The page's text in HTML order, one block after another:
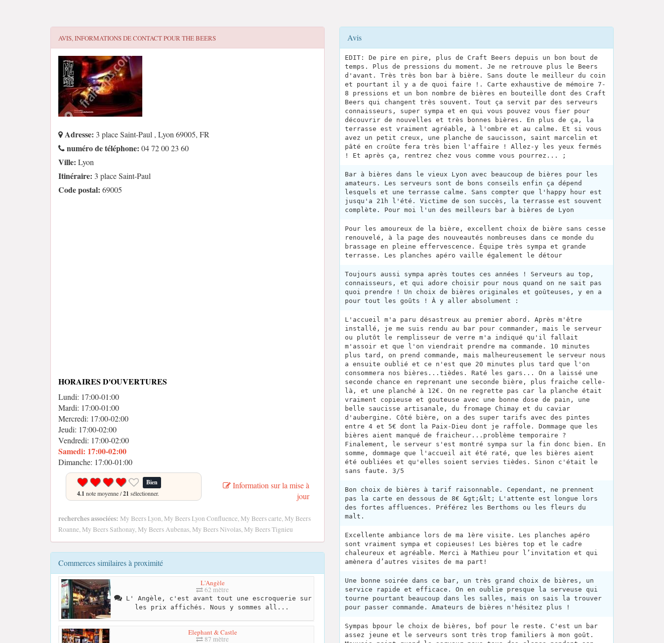
AVIS, INFORMATIONS DE CONTACT POURTHE BEERS
Adresse: 3 place Saint-Paul , Lyon 69005, FR
numéro de téléphone: 04 72 00 23 60
Ville: Lyon
Itinéraire: 3 place Saint-Paul
Code postal: 69005
HORAIRES D'OUVERTURES
Lundi: 17:00-01:00
Mardi: 17:00-01:00
Mercredi: 17:00-02:00
Jeudi: 17:00-02:00
Vendredi: 17:00-02:00
Samedi: 17:00-02:00
Dimanche: 17:00-01:00
Bien
4.1 note moyenne /21 sélectionner.
Information sur la mise à
jour
recherches associées: My Beers Lyon, My Beers Lyon Confluence, My Beers carte, My Beers
Roanne, My Beers Sathonay, My Beers Aubenas, My Beers Nivolas, My Beers Tignieu
Commerces similaires à proximité
L'Angèle
62 mètre
L' Angèle, c'est avant tout une escroquerie sur
les prix affichés. Nous y sommes all...
Elephant & Castle
87 mètre
Avis
EDIT: De pire en pire, plus de Craft Beers depuis un bon bout de
temps. Plus de pressions du moment. Je ne retrouve plus le Beers
d'avant. Très très bon bar à bière. Sans doute le meilleur du coin
et pourtant il y a de quoi faire !. Carte exhaustive de mémoire 7-
8 pressions et un bon nombre de bières en bouteille dont des Craft
Beers qui changent très souvent. Tout ça servit par des serveurs
connaisseurs, super sympa et en qui vous pouvez vous fier pour
découvrir de nouvelles et très bonnes bières. En plus de ça, la
terrasse est vraiment agréable, à l'ombre et au calme. Et si vous
avez un petit creux, une planche de saucisson, saint marcelin et
pâté en croûte fera très bien l'affaire ! Allez-y les yeux fermés
! Et après ça, rentrez chez vous comme vous pourrez... ;
Bar à bières dans le vieux Lyon avec beaucoup de bières pour les
amateurs. Les serveurs sont de bons conseils enfin ça dépend
lesquels et une terrasse calme. Sans compter que l'happy hour est
jusqu'a 21h l'été. Victime de son succès, la terrasse est souvent
complète. Pour moi l'un des meilleurs bar à bières de Lyon
Pour les amoureux de la bière, excellent choix de bière sans cesse
renouvelé, à la page des nouveautés nombreuses dans ce monde du
brassage en pleine effervescence. Équipe très sympa et grande
terrasse. Les planches apéro vaille également le détour
Toujours aussi sympa après toutes ces années ! Serveurs au top,
connaisseurs, et qui adore choisir pour nous quand on ne sait pas
quoi prendre ! Un choix de bières originales et goûteuses, y en a
pour tout les goûts ! À y aller absolument :
L'accueil m'a paru désastreux au premier abord. Après m'être
installé, je me suis rendu au bar pour commander, mais le serveur
ou plutôt le remplisseur de verre m'a indiqué qu'il fallait
m'assoir et que l'on viendrait prendre ma commande. 10 minutes
plus tard, on prend commande, mais malheureusement le serveur nous
a ensuite oublié et ce n'est que 20 minutes plus tard que l'on
consommera nos bières...tièdes. Raté les gars... On a laissé une
seconde chance en reprenant une seconde bière, plus fraiche celle-
là, et une planché à 12€. On ne regrette pas car la planche était
vraiment copieuse et gouteuse avec une bonne dose de pain, une
belle saucisse artisanale, du fromage Chimay et du caviar
d'aubergine. Côté bière, on a des super tarifs avec des pintes
entre 4 et 5€ dont la Paix-Dieu dont je raffole. Dommage que les
bières aient manqué de fraicheur...problème temporaire ?
Finalement, le serveur s'est montré sympa sur la fin donc bien. En
somme, dommage que l'accueil ait été raté, que les bières aient
été oubliées et qu'elles soient servies tièdes. Sinon c'était le
sans faute. 3/5
Bon choix de bières à tarif raisonnable. Cependant, ne prennent
pas la carte en dessous de 8€ &gt;&lt; L'attente est longue lors
des fortes affluences. Préférez les Berthoms ou les fleurs du
malt.
Excellente ambiance lors de ma 1ère visite. Les planches apéro
sont vraiment sympa et copieuses! Les bières top et le cadre
chaleureux et agréable. Merci à Mathieu pour l’invitation et qui
amènera d’autres visites de ma part!
Une bonne soirée dans ce bar, un très grand choix de bières, un
service rapide et efficace. On en oublie presque la serveuse qui
tourne pourtant beaucoup dans les salles, mais on sais la trouver
pour passer commande. Amateurs de bières n'hésitez plus !
Sympas bpour le choix de bières, bof pour le reste. C'est un bar
assez jeune et le serveurs sont très trop familiers à mon goût.